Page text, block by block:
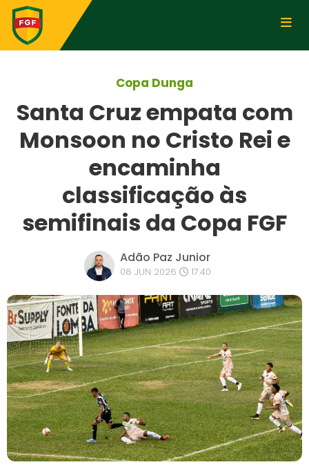
Copa Dunga
Santa Cruz empata com
Monsoon no Cristo Rei e
encaminha
classificação às
semifinais da Copa FGF
Adão Paz Junior
08 JUN 2026 17:40